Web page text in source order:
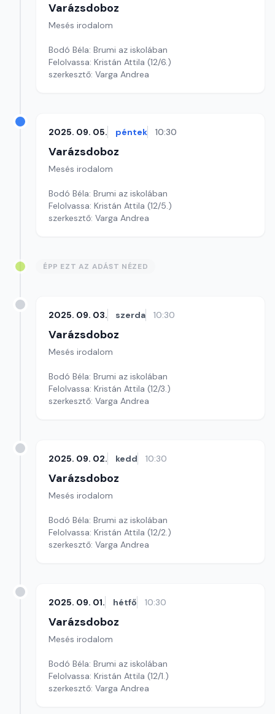
Varázsdoboz
Mesés irodalom
Bodó Béla: Brumi az iskolában
Felolvassa: Kristán Attila (12/6.)
szerkesztő: Varga Andrea
2025. 09. 05. péntek 10:30
Varázsdoboz
Mesés irodalom
Bodó Béla: Brumi az iskolában
Felolvassa: Kristán Attila (12/5.)
szerkesztő: Varga Andrea
ÉPP EZT AZ ADÁST NÉZED
2025. 09. 03. szerda 10:30
Varázsdoboz
Mesés irodalom
Bodó Béla: Brumi az iskolában
Felolvassa: Kristán Attila (12/3.)
szerkesztő: Varga Andrea
2025. 09. 02. kedd 10:30
Varázsdoboz
Mesés irodalom
Bodó Béla: Brumi az iskolában
Felolvassa: Kristán Attila (12/2.)
szerkesztő: Varga Andrea
2025. 09. 01. hétfő 10:30
Varázsdoboz
Mesés irodalom
Bodó Béla: Brumi az iskolában
Felolvassa: Kristán Attila (12/1.)
szerkesztő: Varga Andrea